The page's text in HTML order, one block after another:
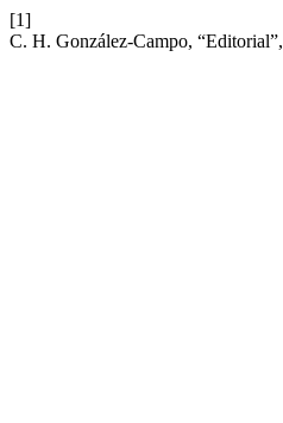
[1]
C. H. González-Campo, “Editorial”,